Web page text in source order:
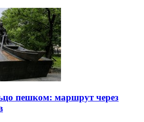
пешком: маршрут через